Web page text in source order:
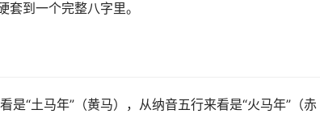
到一个完整八字里。
“土马年”（黄马），从纳音五行来看是“火马年”（赤